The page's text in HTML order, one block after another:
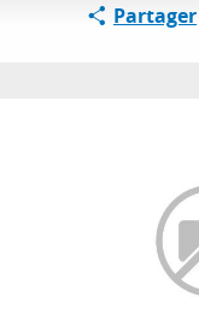
Partager